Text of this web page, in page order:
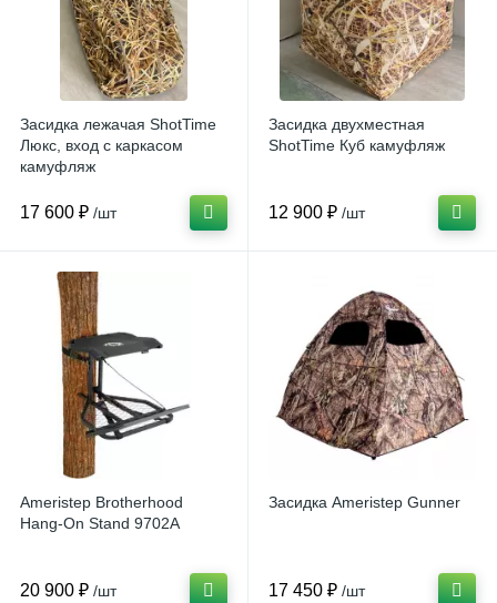
Засидка лежачая ShotTime
Люкс, вход с каркасом
камуфляж
17 600 ₽ /шт
Засидка двухместная
ShotTime Куб камуфляж
12 900 ₽ /шт
Ameristep Brotherhood
Hang-On Stand 9702A
20 900 ₽ /шт
Засидка Ameristep Gunner
17 450 ₽ /шт